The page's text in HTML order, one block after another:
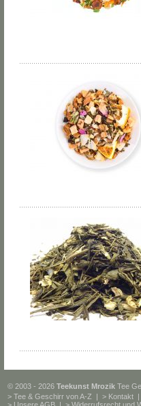
© 2003 - 2026 Teekunst Mrozik Tee
> Tee & Geschirr von A-Z | > Kontakt |
> Unsere AGB | > Widerrufsrecht und